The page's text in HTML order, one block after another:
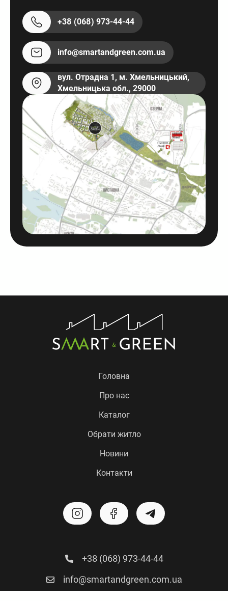
+38 (068) 973-44-44
info@smartandgreen.com.ua
вул. Отрадна 1, м. Хмельницький,
Хмельницька обл., 29000
Головна
Про нас
Каталог
Обрати житло
Новини
Контакти
+38 (068) 973-44-44
info@smartandgreen.com.ua